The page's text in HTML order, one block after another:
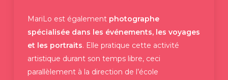
MariLo est également photographe
spécialisée dans les événements, les voyages
et les portraits. Elle pratique cette activité
artistique durant son temps libre, ceci
parallèlement à la direction de l’école